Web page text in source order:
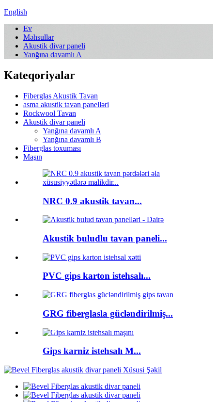
English
Ev
Məhsullar
Akustik divar paneli
Yanğına davamlı A
Kateqoriyalar
Fiberglas Akustik Tavan
asma akustik tavan panelləri
Rockwool Tavan
Akustik divar paneli
Yanğına davamlı A
Yanğına davamlı B
Fiberglas toxuması
Maşın
NRC 0.9 akustik tavan...
Akustik buludlu tavan paneli...
PVC gips karton istehsalı...
GRG fiberglasla gücləndirilmiş...
Gips karniz istehsalı M...